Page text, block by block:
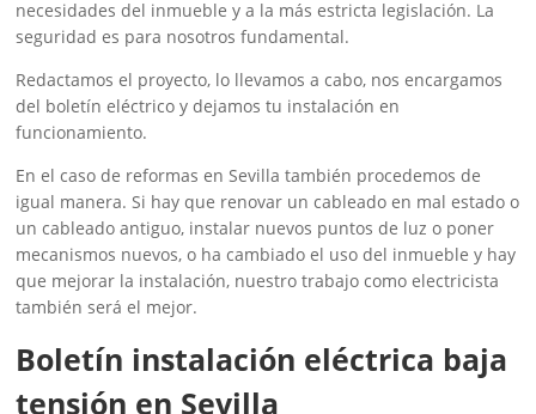
necesidades del inmueble y a la más estricta legislación. La
seguridad es para nosotros fundamental.
Redactamos el proyecto, lo llevamos a cabo, nos encargamos
del boletín eléctrico y dejamos tu instalación en
funcionamiento.
En el caso de reformas en Sevilla también procedemos de
igual manera. Si hay que renovar un cableado en mal estado o
un cableado antiguo, instalar nuevos puntos de luz o poner
mecanismos nuevos, o ha cambiado el uso del inmueble y hay
que mejorar la instalación, nuestro trabajo como electricista
también será el mejor.
Boletín instalación eléctrica baja
tensión en Sevilla